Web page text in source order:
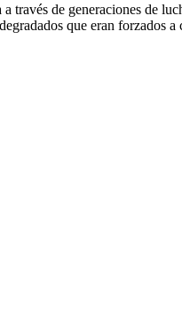
través de generaciones de
que eran